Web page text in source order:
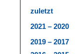
zuletzt
2021 – 2020
2019 – 2017